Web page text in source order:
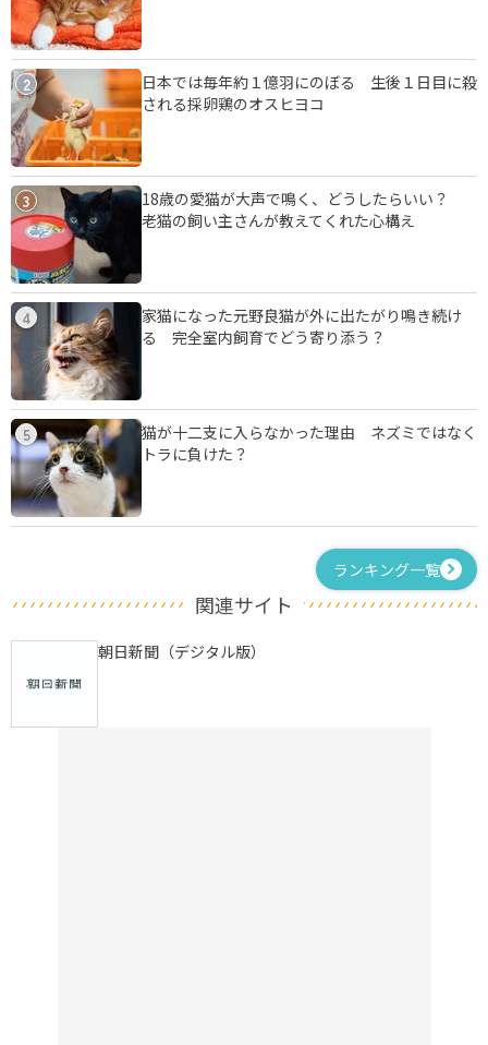
2
日本では毎年約１億羽にのぼる 生後１日目に殺
される採卵鶏のオスヒヨコ
3
18歳の愛猫が大声で鳴く、どうしたらいい？
老猫の飼い主さんが教えてくれた心構え
4
家猫になった元野良猫が外に出たがり鳴き続け
る 完全室内飼育でどう寄り添う？
5
猫が十二支に入らなかった理由 ネズミではなく
トラに負けた？
ランキング一覧
関連サイト
朝日新聞（デジタル版）